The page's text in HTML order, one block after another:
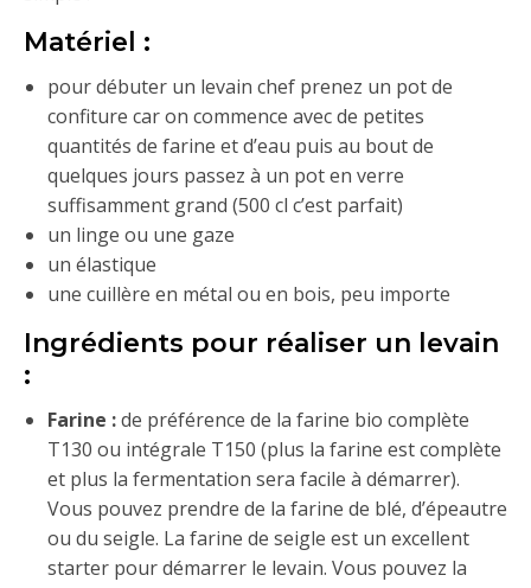
Matériel :
pour débuter un levain chef prenez un pot de
confiture car on commence avec de petites
quantités de farine et d’eau puis au bout de
quelques jours passez à un pot en verre
suffisamment grand (500 cl c’est parfait)
un linge ou une gaze
un élastique
une cuillère en métal ou en bois, peu importe
Ingrédients pour réaliser un levain
:
Farine :de préférence de la farine bio complète
T130 ou intégrale T150 (plus la farine est complète
et plus la fermentation sera facile à démarrer).
Vous pouvez prendre de la farine de blé, d’épeautre
ou du seigle. La farine de seigle est un excellent
starter pour démarrer le levain. Vous pouvez la